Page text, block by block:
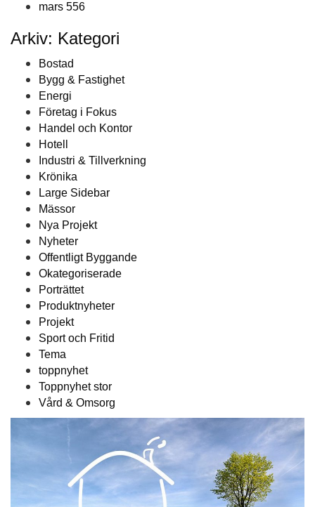
mars 556
Arkiv: Kategori
Bostad
Bygg & Fastighet
Energi
Företag i Fokus
Handel och Kontor
Hotell
Industri & Tillverkning
Krönika
Large Sidebar
Mässor
Nya Projekt
Nyheter
Offentligt Byggande
Okategoriserade
Porträttet
Produktnyheter
Projekt
Sport och Fritid
Tema
toppnyhet
Toppnyhet stor
Vård & Omsorg